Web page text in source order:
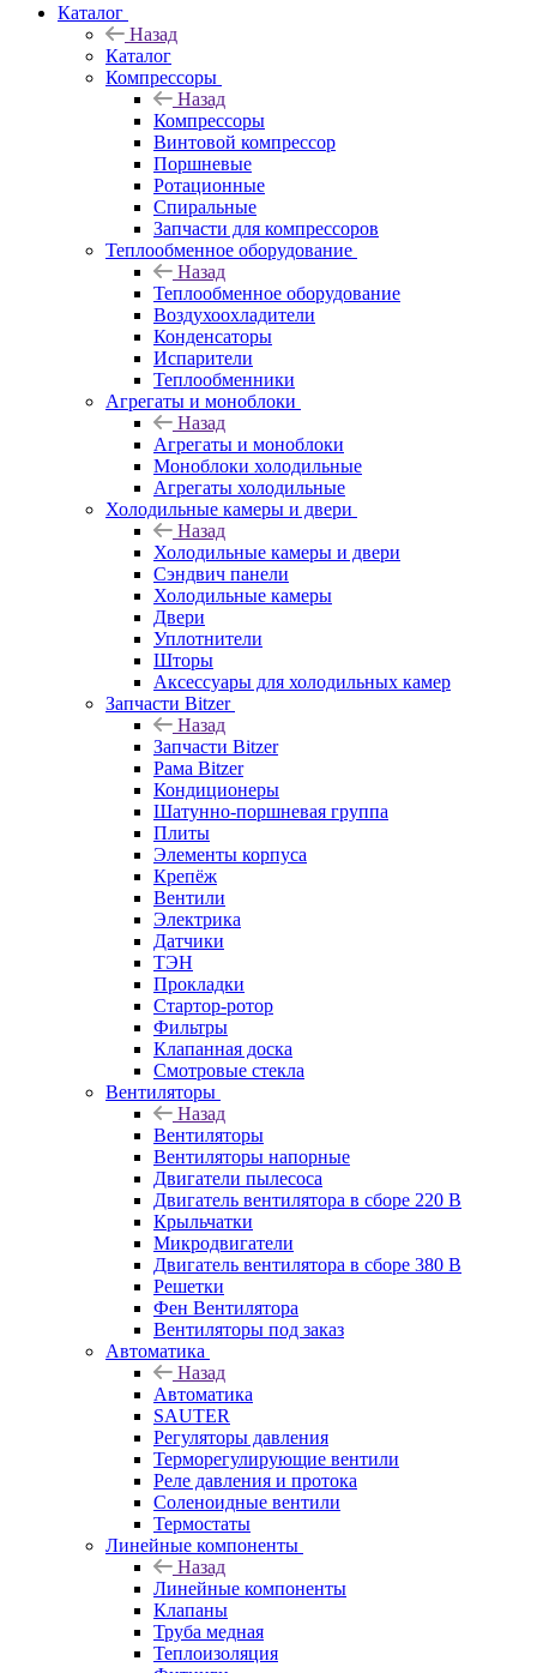
Каталог
Назад
Каталог
Компрессоры
Назад
Компрессоры
Винтовой компрессор
Поршневые
Ротационные
Спиральные
Запчасти для компрессоров
Теплообменное оборудование
Назад
Теплообменное оборудование
Воздухоохладители
Конденсаторы
Испарители
Теплообменники
Агрегаты и моноблоки
Назад
Агрегаты и моноблоки
Моноблоки холодильные
Агрегаты холодильные
Холодильные камеры и двери
Назад
Холодильные камеры и двери
Сэндвич панели
Холодильные камеры
Двери
Уплотнители
Шторы
Аксессуары для холодильных камер
Запчасти Bitzer
Назад
Запчасти Bitzer
Рама Bitzer
Кондиционеры
Шатунно-поршневая группа
Плиты
Элементы корпуса
Крепёж
Вентили
Электрика
Датчики
ТЭН
Прокладки
Стартор-ротор
Фильтры
Клапанная доска
Смотровые стекла
Вентиляторы
Назад
Вентиляторы
Вентиляторы напорные
Двигатели пылесоса
Двигатель вентилятора в сборе 220 В
Крыльчатки
Микродвигатели
Двигатель вентилятора в сборе 380 В
Решетки
Фен Вентилятора
Вентиляторы под заказ
Автоматика
Назад
Автоматика
SAUTER
Регуляторы давления
Терморегулирующие вентили
Реле давления и протока
Соленоидные вентили
Термостаты
Линейные компоненты
Назад
Линейные компоненты
Клапаны
Труба медная
Теплоизоляция